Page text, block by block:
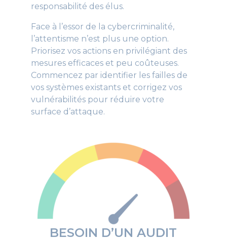
responsabilité des élus.
Face à l’essor de la cybercriminalité,
l’attentisme n’est plus une option.
Priorisez vos actions en privilégiant des
mesures efficaces et peu coûteuses.
Commencez par identifier les failles de
vos systèmes existants et corrigez vos
vulnérabilités pour réduire votre
surface d’attaque.
BESOIN D’UN AUDIT